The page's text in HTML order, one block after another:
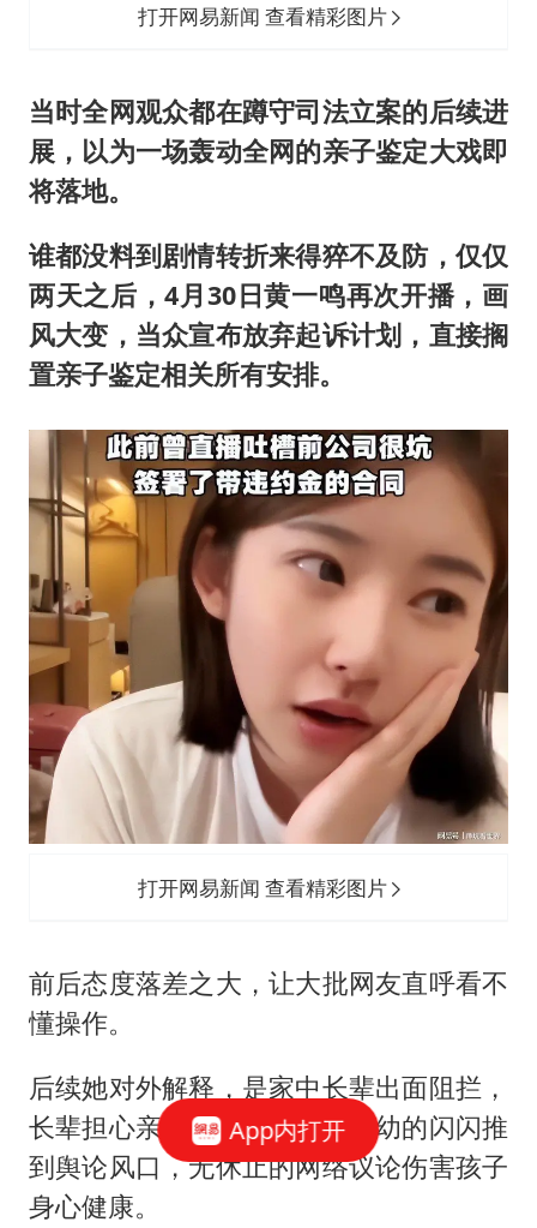
打开网易新闻 查看精彩图片
当时全网观众都在蹲守司法立案的后续进
展，以为一场轰动全网的亲子鉴定大戏即
将落地。
谁都没料到剧情转折来得猝不及防，仅仅
两天之后，4月30日黄一鸣再次开播，画
风大变，当众宣布放弃起诉计划，直接搁
置亲子鉴定相关所有安排。
打开网易新闻 查看精彩图片
前后态度落差之大，让大批网友直呼看不
懂操作。
后续她对外解释，是家中长辈出面阻拦，
长辈担心亲子鉴定流程会把年幼的闪闪推
到舆论风口，无休止的网络议论伤害孩子
身心健康。
App内打开